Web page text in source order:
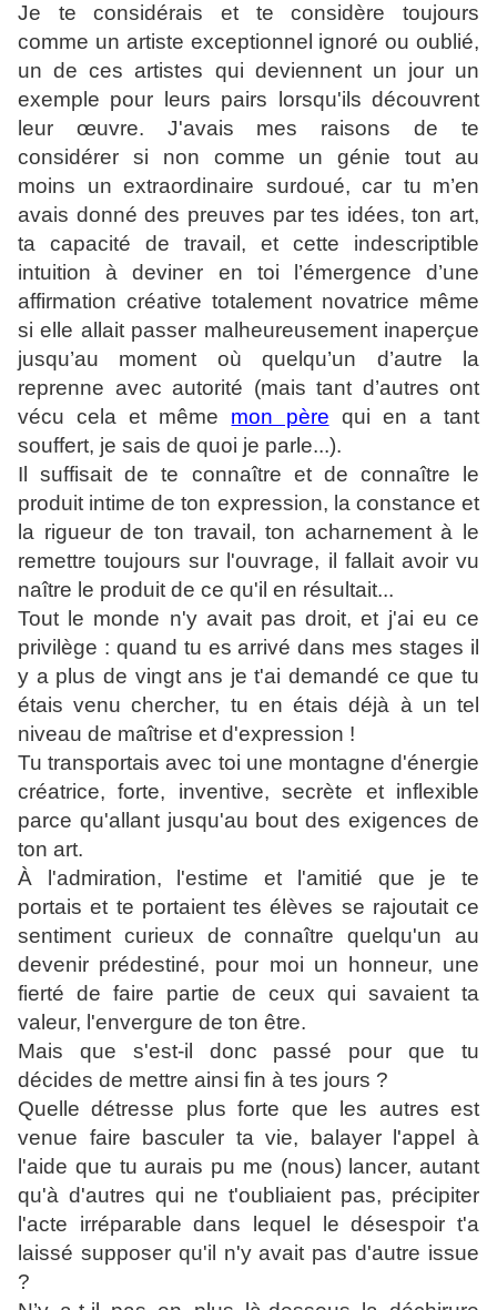
Je te considérais et te considère toujours
comme un artiste exceptionnel ignoré ou oublié,
un de ces artistes qui deviennent un jour un
exemple pour leurs pairs lorsqu'ils découvrent
leur œuvre. J'avais mes raisons de te
considérer si non comme un génie tout au
moins un extraordinaire surdoué, car tu m’en
avais donné des preuves par tes idées, ton art,
ta capacité de travail, et cette indescriptible
intuition à deviner en toi l’émergence d’une
affirmation créative totalement novatrice même
si elle allait passer malheureusement inaperçue
jusqu’au moment où quelqu’un d’autre la
reprenne avec autorité (mais tant d’autres ont
vécu cela et même mon père qui en a tant
souffert, je sais de quoi je parle...).
Il suffisait de te connaître et de connaître le
produit intime de ton expression, la constance et
la rigueur de ton travail, ton acharnement à le
remettre toujours sur l'ouvrage, il fallait avoir vu
naître le produit de ce qu'il en résultait...
Tout le monde n'y avait pas droit, et j'ai eu ce
privilège : quand tu es arrivé dans mes stages il
y a plus de vingt ans je t'ai demandé ce que tu
étais venu chercher, tu en étais déjà à un tel
niveau de maîtrise et d'expression !
Tu transportais avec toi une montagne d'énergie
créatrice, forte, inventive, secrète et inflexible
parce qu'allant jusqu'au bout des exigences de
ton art.
À l'admiration, l'estime et l'amitié que je te
portais et te portaient tes élèves se rajoutait ce
sentiment curieux de connaître quelqu'un au
devenir prédestiné, pour moi un honneur, une
fierté de faire partie de ceux qui savaient ta
valeur, l'envergure de ton être.
Mais que s'est-il donc passé pour que tu
décides de mettre ainsi fin à tes jours ?
Quelle détresse plus forte que les autres est
venue faire basculer ta vie, balayer l'appel à
l'aide que tu aurais pu me (nous) lancer, autant
qu'à d'autres qui ne t'oubliaient pas, précipiter
l'acte irréparable dans lequel le désespoir t'a
laissé supposer qu'il n'y avait pas d'autre issue
?